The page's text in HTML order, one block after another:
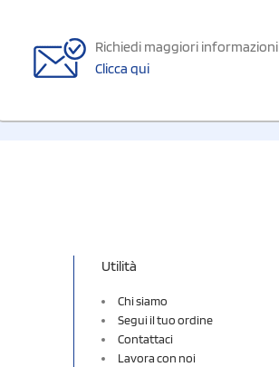
Richiedi maggiori informazioni
Clicca qui
Utilità
Chi siamo
Segui il tuo ordine
Contattaci
Lavora con noi